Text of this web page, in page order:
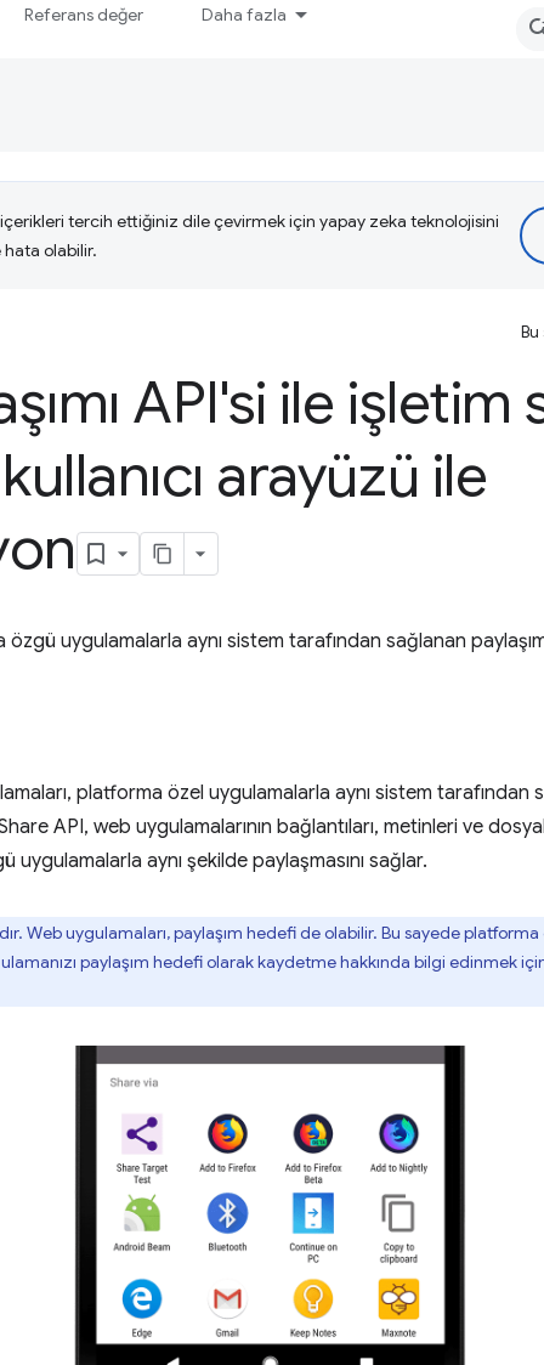
Referans değer Daha fazla
tercih ettiğiniz dile çevirmek için yapay zeka teknolojisini
hata olabilir.
Bu
API'si ile işletim
arayüzü ile
uygulamalarla aynı sistem tarafından sağlanan
platforma özel uygulamalarla aynı sistem tarafından
API, web uygulamalarının bağlantıları, metinleri ve
aynı şekilde paylaşmasını sağlar.
Web uygulamaları, paylaşım hedefi de olabilir. Bu sayede
paylaşım hedefi olarak kaydetme hakkında bilgi edinmek